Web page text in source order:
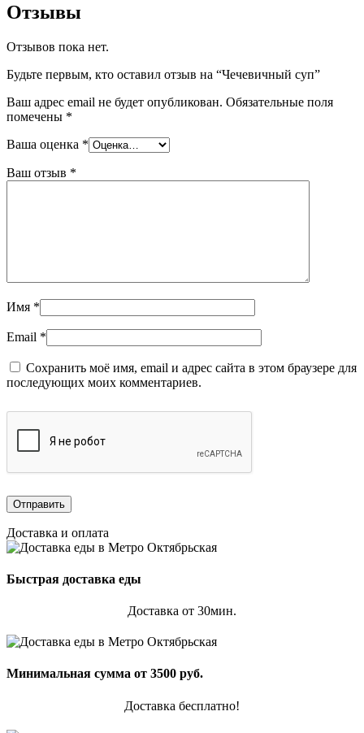
Отзывы
Отзывов пока нет.
Будьте первым, кто оставил отзыв на “Чечевичный суп”
Ваш адрес email не будет опубликован. Обязательные поля
помечены *
Ваша оценка *
Ваш отзыв *
Имя *
Email *
Сохранить моё имя, email и адрес сайта в этом браузере для
последующих моих комментариев.
Доставка и оплата
Быстрая доставка еды
Доставка от 30мин.
Минимальная сумма от 3500 руб.
Доставка бесплатно!